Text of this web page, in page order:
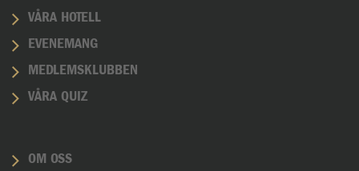
VÅRA HOTELL
EVENEMANG
MEDLEMSKLUBBEN
VÅRA QUIZ
OM OSS